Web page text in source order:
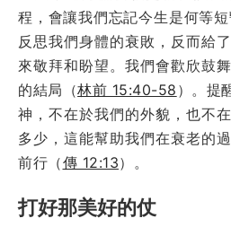
程，會讓我們忘記今生是何等短
反思我們身體的衰敗，反而給
來敬拜和盼望。我們會歡欣鼓
的結局（林前 15:40-58 ）。提
神，不在於我們的外貌，也不
多少，這能幫助我們在衰老的
前行（傳 12:13）。
打好那美好的仗